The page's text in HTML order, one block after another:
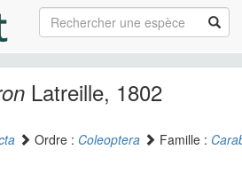
Latreille, 1802
Ordre : Coleoptera Famille :